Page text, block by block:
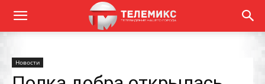
Новости